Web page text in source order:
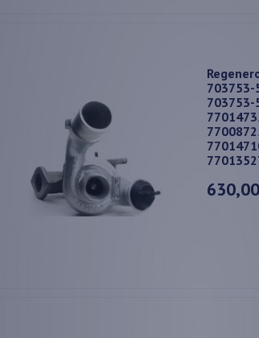
703753-
703753-